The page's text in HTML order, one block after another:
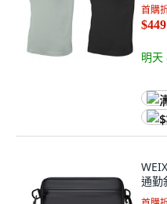
首購
$449
明天
通勤